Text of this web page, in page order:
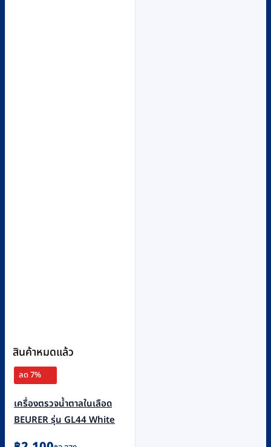
สินค้าหมดแล้ว
ลด 7%
เครื่องตรวจน้ำตาลในเลือด
BEURER รุ่น GL44 White